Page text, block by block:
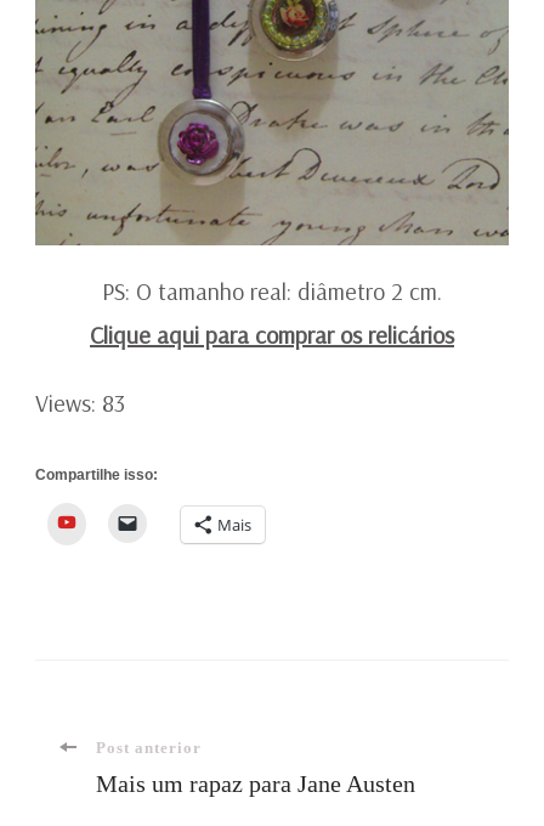
PS: O tamanho real: diâmetro 2 cm.
Clique aqui para comprar os relicários
Views: 83
Compartilhe isso:
YouTube Mais
Navegação
Post anterior
Mais um rapaz para Jane Austen